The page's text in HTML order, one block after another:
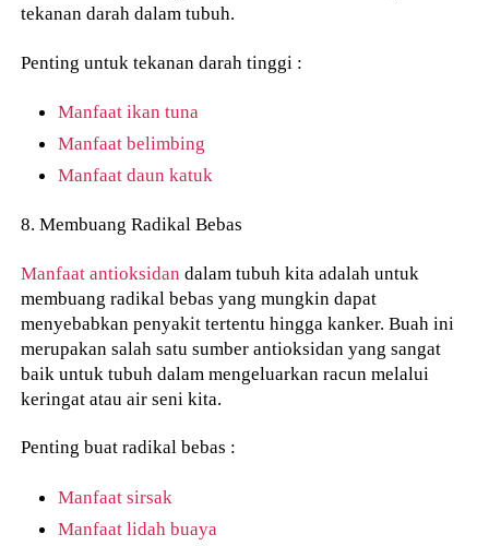
tekanan darah dalam tubuh.
Penting untuk tekanan darah tinggi :
Manfaat ikan tuna
Manfaat belimbing
Manfaat daun katuk
8. Membuang Radikal Bebas
Manfaat antioksidan dalam tubuh kita adalah untuk
membuang radikal bebas yang mungkin dapat
menyebabkan penyakit tertentu hingga kanker. Buah ini
merupakan salah satu sumber antioksidan yang sangat
baik untuk tubuh dalam mengeluarkan racun melalui
keringat atau air seni kita.
Penting buat radikal bebas :
Manfaat sirsak
Manfaat lidah buaya